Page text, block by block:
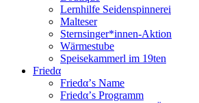
Lernhilfe Seidenspinnerei
Malteser
Sternsinger*innen-Aktion
Wärmestube
Speisekammerl im 19ten
Friedα
Friedα’s Name
Friedα’s Programm